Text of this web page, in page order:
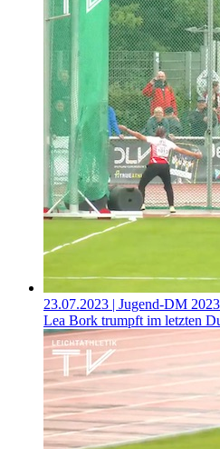
23.07.2023 | Jugend-DM
Lea Bork trumpft im letzten